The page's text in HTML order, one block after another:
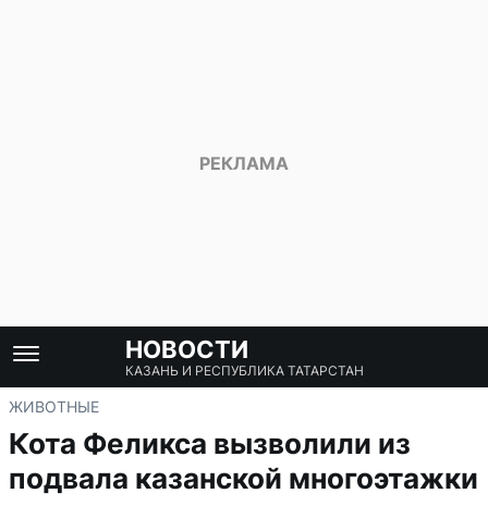
НОВОСТИ
КАЗАНЬ И РЕСПУБЛИКА ТАТАРСТАН
ЖИВОТНЫЕ
Кота Феликса вызволили из
подвала казанской многоэтажки